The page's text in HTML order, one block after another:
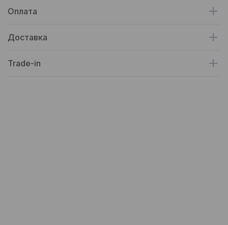
Оплата
Доставка
Trade-in